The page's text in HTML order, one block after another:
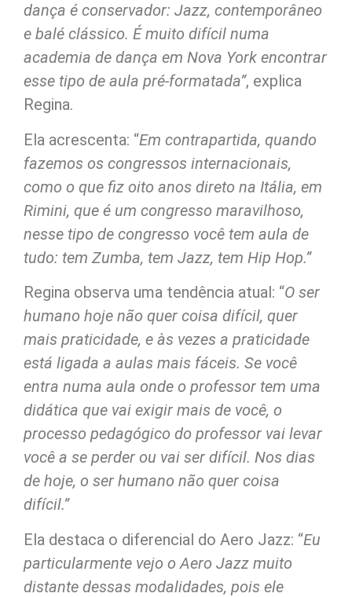
dança é conservador: Jazz, contemporâneo
e balé clássico. É muito difícil numa
academia de dança em Nova York encontrar
esse tipo de aula pré-formatada”, explica
Regina.
Ela acrescenta: “Em contrapartida, quando
fazemos os congressos internacionais,
como o que fiz oito anos direto na Itália, em
Rimini, que é um congresso maravilhoso,
nesse tipo de congresso você tem aula de
tudo: tem Zumba, tem Jazz, tem Hip Hop.”
Regina observa uma tendência atual: “O ser
humano hoje não quer coisa difícil, quer
mais praticidade, e às vezes a praticidade
está ligada a aulas mais fáceis. Se você
entra numa aula onde o professor tem uma
didática que vai exigir mais de você, o
processo pedagógico do professor vai levar
você a se perder ou vai ser difícil. Nos dias
de hoje, o ser humano não quer coisa
difícil.”
Ela destaca o diferencial do Aero Jazz: “Eu
particularmente vejo o Aero Jazz muito
distante dessas modalidades, pois ele